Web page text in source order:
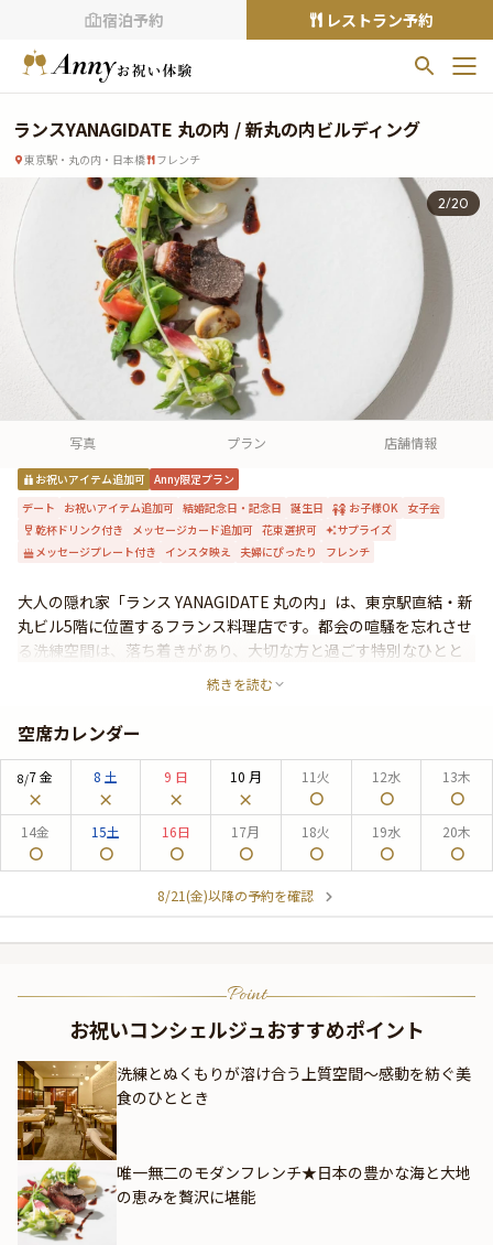
宿泊予約 レストラン予約
お気に入りプラン
お気に入りの登録がありません
プランの をクリックすることで
お気に入りに追加できます。
閲覧履歴
閲覧履歴はありません
過去に見たお店が最大10件まで表示されます。
10件を超えると、古いものから順に削除されます。
TOP
Annyお祝い体験について
Annyお祝いアイテムについて
よくあるご質問
お問い合わせ
ランスYANAGIDATE 丸の内 / 新丸の内ビルディング
東京駅・丸の内・日本橋 フレンチ
2/20
写真 プラン 店舗情報
お祝いアイテム追加可 Anny限定プラン
デート
お祝いアイテム追加可 結婚記念日・記念日 誕生日 お子様OK 女子会
乾杯ドリンク付き
メッセージカード追加可 花束選択可
サプライズ
メッセージプレート付き
インスタ映え 夫婦にぴったり フレンチ
大人の隠れ家「ランス YANAGIDATE 丸の内」は、東京駅直結・新
丸ビル5階に位置するフランス料理店です。都会の喧騒を忘れさせ
る洗練空間は、落ち着きがあり、大切な方と過ごす特別なひとと
きに最適。店内で目を惹く、日本を代表する左官職人・久住有生
らします。「ランス YANAGIDATE 丸の内」で供されるのは、日本
の豊かな海と大地の恵みを贅沢に楽しめる、珠玉のモダンフレン
チ。厳選食材を使用した逸品を五感でお楽しみください。唯一無
二の食体験が、特別な日を華やかに彩ることでしょう。
続きを読む
空席カレンダー
8/7金 8 土 9 日 10 月 11火 12水 13木
14金 15土 16日 17月 18火 19水 20木
8/21(金)以降の予約を確認
Point
お祝いコンシェルジュおすすめポイント
洗練とぬくもりが溶け合う上質空間〜感動を紡ぐ美
食のひととき
唯一無二のモダンフレンチ★日本の豊かな海と大地
の恵みを贅沢に堪能